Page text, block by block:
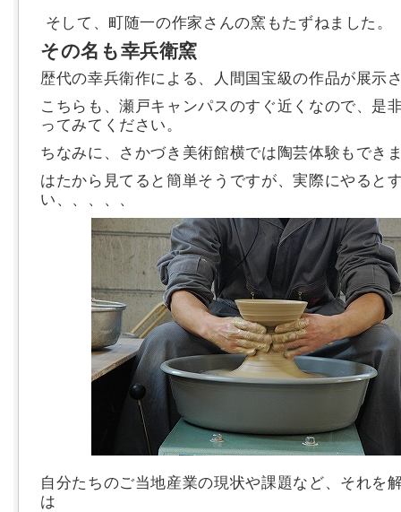
そして、町随一の作家さんの窯もたずねました。
その名も幸兵衛窯
歴代の幸兵衛作による、人間国宝級の作品が展示
こちらも、瀬戸キャンパスのすぐ近くなので、是
ってみてください。
ちなみに、さかづき美術館横では陶芸体験もでき
はたから見てると簡単そうですが、実際にやると
い、、、、、
自分たちのご当地産業の現状や課題など、それを
は